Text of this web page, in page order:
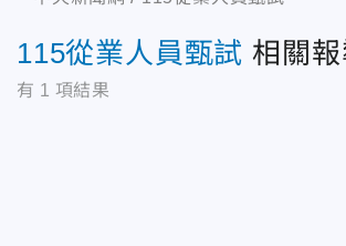
115從業人員甄試 相關
有 1 項結果